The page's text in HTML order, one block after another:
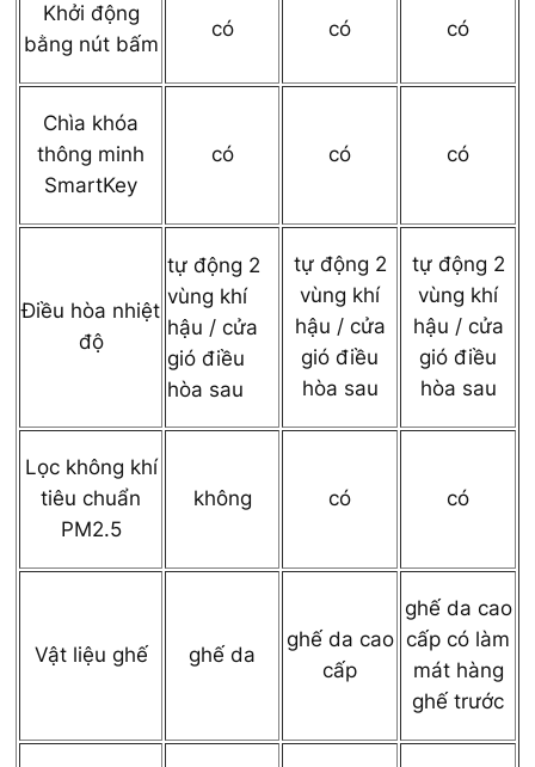
Khởi động
bằng nút bấm
có có có
Chìa khóa
thông minh
SmartKey
có có có
Điều hòa nhiệt
độ
tự động 2
vùng khí
hậu / cửa
gió điều
hòa sau
tự động 2
vùng khí
hậu / cửa
gió điều
hòa sau
tự động 2
vùng khí
hậu / cửa
gió điều
hòa sau
Lọc không khí
tiêu chuẩn
PM2.5
không có có
Vật liệu ghế ghế da
ghế da cao
cấp
ghế da cao
cấp có làm
mát hàng
ghế trước